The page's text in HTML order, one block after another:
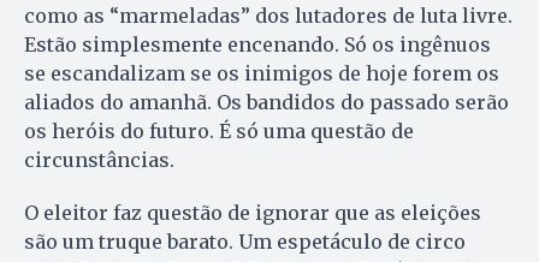
como as “marmeladas” dos lutadores de luta livre.
Estão simplesmente encenando. Só os ingênuos
se escandalizam se os inimigos de hoje forem os
aliados do amanhã. Os bandidos do passado serão
os heróis do futuro. É só uma questão de
circunstâncias.
O eleitor faz questão de ignorar que as eleições
são um truque barato. Um espetáculo de circo